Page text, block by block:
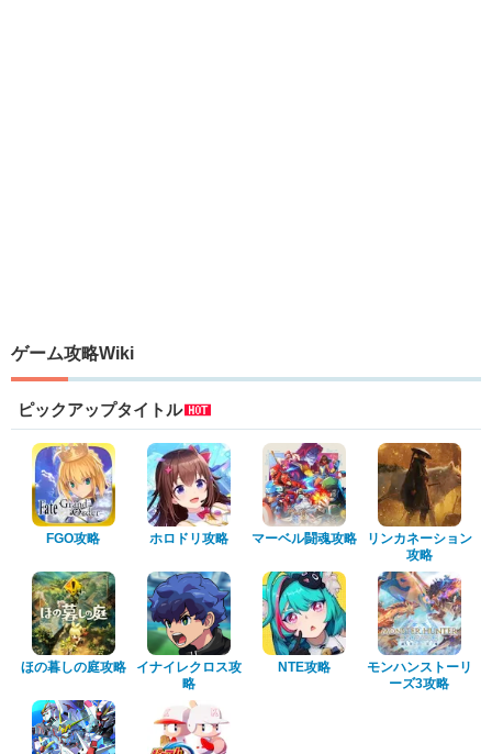
ゲーム攻略Wiki
ピックアップタイトル
FGO攻略 ホロドリ攻略 マーベル闘魂攻略
リンカネーション
攻略
ほの暮しの庭攻略
イナイレクロス攻
略
NTE攻略
モンハンストーリ
ーズ3攻略